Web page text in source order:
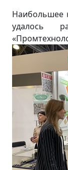
Наибольшее
удалось